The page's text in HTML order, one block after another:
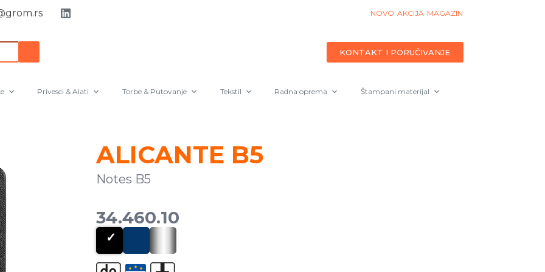
NOVO AKCIJA MAGAZIN
KONTAKT I PORUČIVANJE
Privesci & Alati Torbe & Putovanje Tekstil Radna oprema Štampani materijal
ALICANTE B5
Notes B5
34.460.10